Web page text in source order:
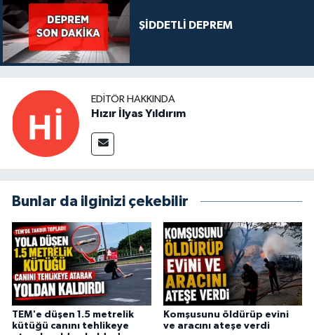
ŞİDDETLİ DEPREM
EDITÖR HAKKINDA
Hızır İlyas Yıldırım
Bunlar da ilginizi çekebilir
TEM'e düşen 1.5 metrelik
kütüğü canını tehlikeye
Komşusunu öldürüp evini
ve aracını ateşe verdi